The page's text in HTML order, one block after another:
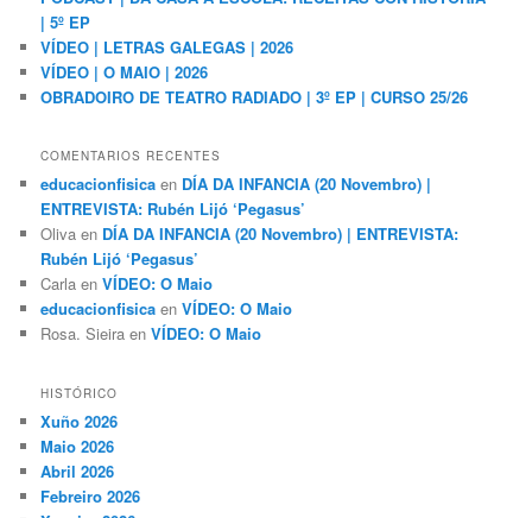
| 5º EP
VÍDEO | LETRAS GALEGAS | 2026
VÍDEO | O MAIO | 2026
OBRADOIRO DE TEATRO RADIADO | 3º EP | CURSO 25/26
COMENTARIOS RECENTES
educacionfisica en DÍA DA INFANCIA (20 Novembro) |
ENTREVISTA: Rubén Lijó ‘Pegasus’
Oliva en DÍA DA INFANCIA (20 Novembro) | ENTREVISTA:
Rubén Lijó ‘Pegasus’
Carla enVÍDEO: O Maio
educacionfisica enVÍDEO: O Maio
Rosa. Sieira enVÍDEO: O Maio
HISTÓRICO
Xuño 2026
Maio 2026
Abril 2026
Febreiro 2026